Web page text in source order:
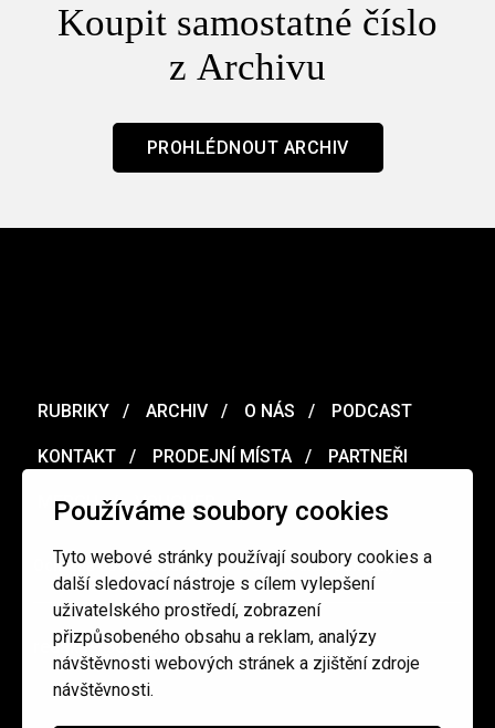
Používáme soubory cookies
Tyto webové stránky používají soubory cookies a
další sledovací nástroje s cílem vylepšení
uživatelského prostředí, zobrazení
přizpůsobeného obsahu a reklam, analýzy
návštěvnosti webových stránek a zjištění zdroje
návštěvnosti.
Koupit samostatné číslo
z Archivu
PROHLÉDNOUT ARCHIV
RUBRIKY ARCHIV O NÁS PODCAST
KONTAKT PRODEJNÍ MÍSTA PARTNEŘI
MERCH VOUCHER
Ochrana osobních údajů / Obchodní podmínky
redakce@cinepur.cz